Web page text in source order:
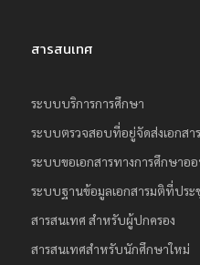
สารสนเทศ
ระบบบริการการศึกษา
ระบบตรวจสอบที่อยู่จัดส่งเอกสา
ระบบขอเอกสารทางการศึกษาอ
ระบบฐานข้อมูลเอกสารมติที่ปร
สารสนเทศ สำหรับผู้ปกครอง
สารสนเทศสำหรับนักศึกษาใหม่